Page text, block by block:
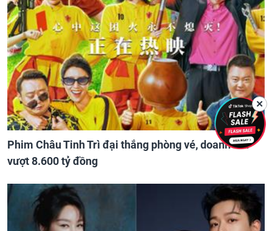
Phim Châu Tinh Trì đại thắng phòng vé, doanh thu
vượt 8.600 tỷ đồng
✕